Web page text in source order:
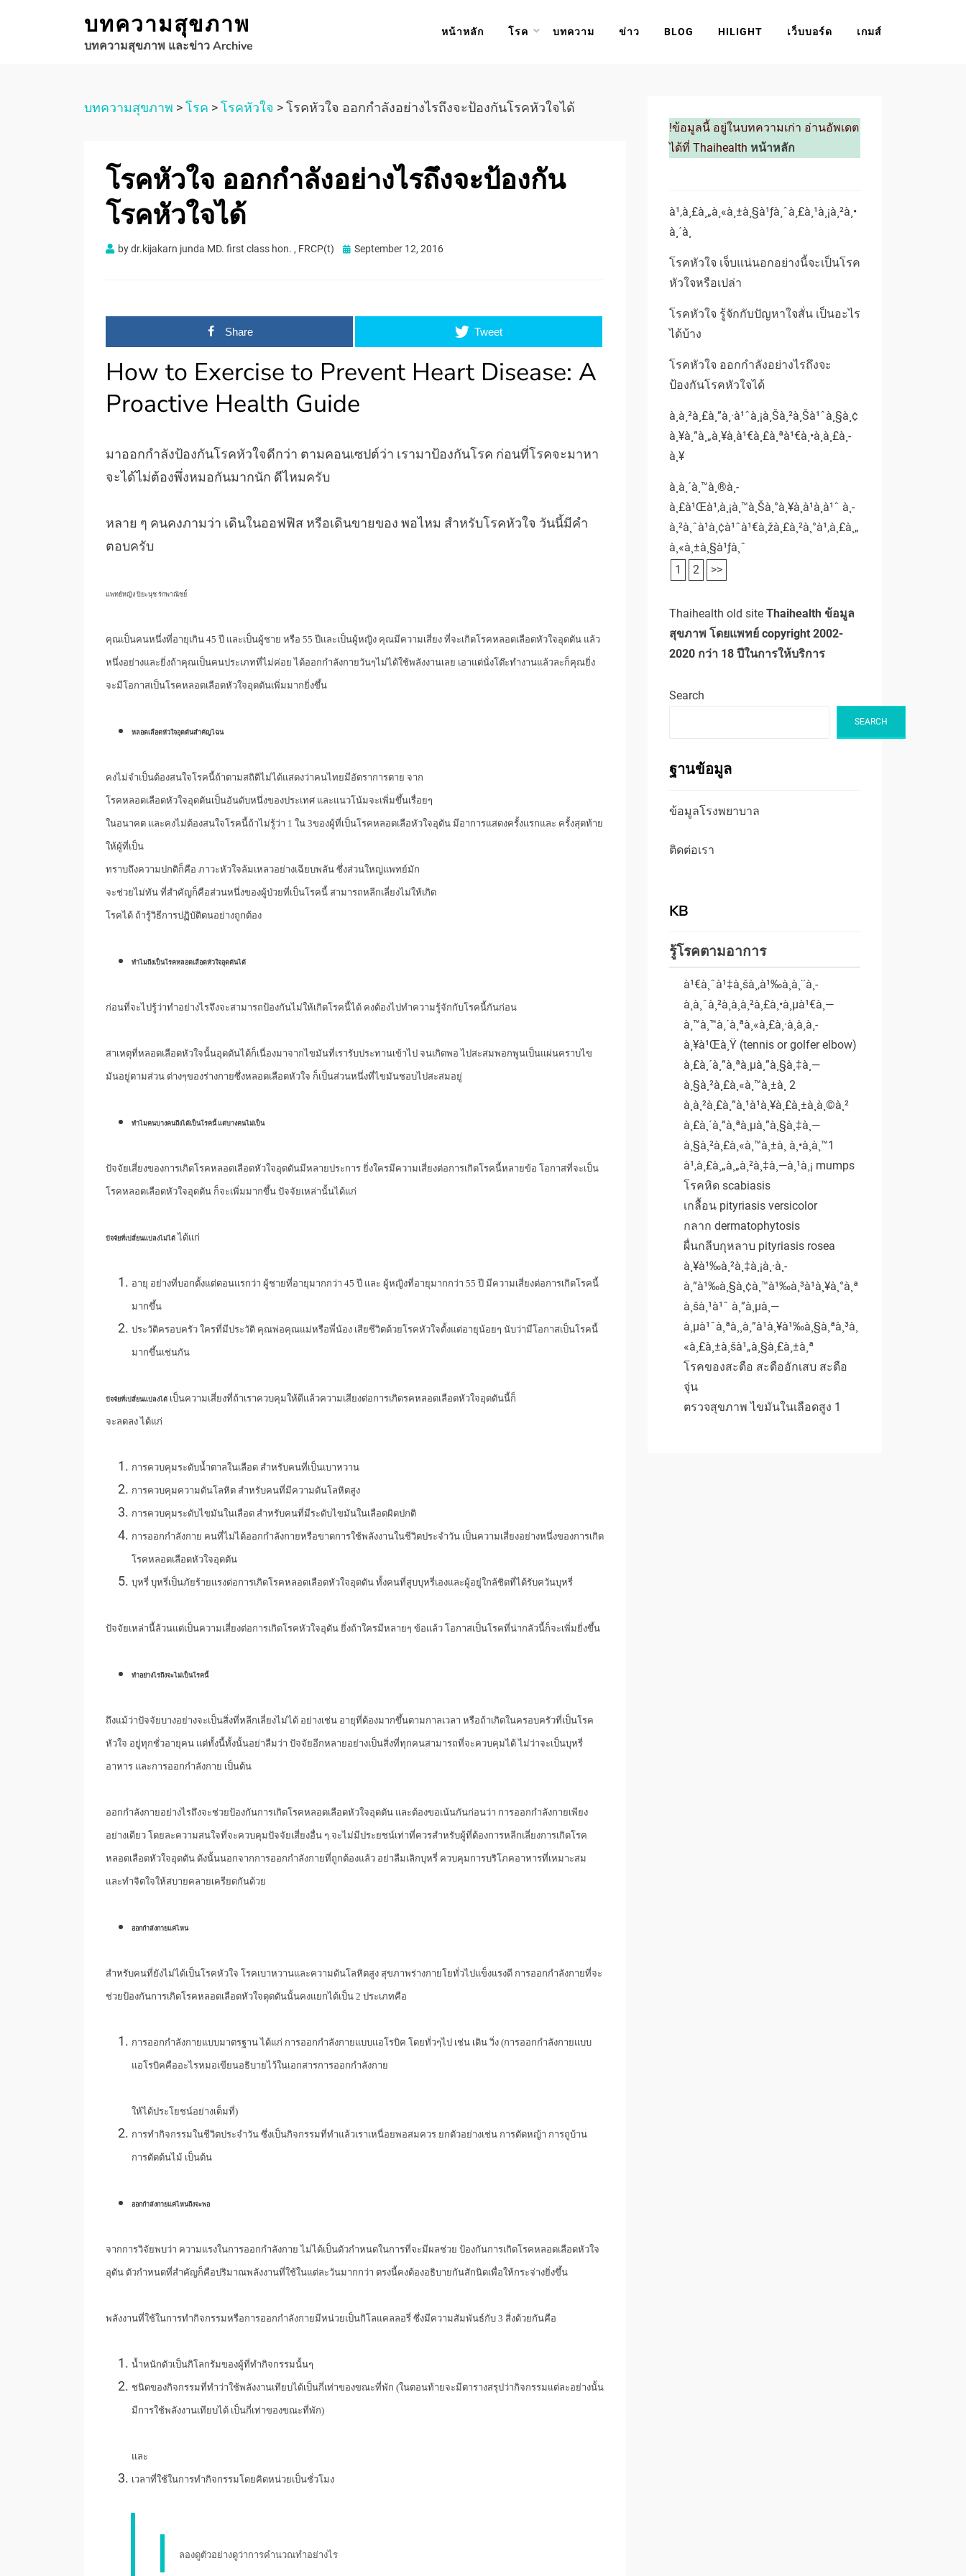
บทความสุขภาพ
บทความสุขภาพ และข่าว Archive
หน้าหลัก โรค บทความ ข่าว BLOG HILIGHT เว็บบอร์ด เกมส์
บทความสุขภาพ >โรค >โรคหัวใจ >โรคหัวใจ ออกกำลังอย่างไรถึงจะป้องกันโรคหัวใจได้
โรคหัวใจ ออกกำลังอย่างไรถึงจะป้องกัน
โรคหัวใจได้
bydr.kijakarn junda MD. first class hon. , FRCP(t)
Posted
September 12, 2016
Share Tweet
How to Exercise to Prevent Heart Disease: A
Proactive Health Guide
มาออกกำลังป้องกันโรคหัวใจดีกว่า ตามคอนเซปต์ว่า เรามาป้องกันโรค ก่อนที่โรคจะมาหา
จะได้ไม่ต้องพึ่งหมอกันมากนัก ดีไหมครับ
หลาย ๆ คนคงภามว่า เดินในออฟฟิส หรือเดินขายของ พอไหม สำหรับโรคหัวใจ วันนี้มีคำ
ตอบครับ
แพทย์หญิง ปิยะนุช รักพาณิชย
คุณเป็นคนหนึ่งที่อายุเกิน 45 ปี และเป็นผู้ชาย หรือ 55 ปีและเป็นผู้หญิง คุณมีความเสี่ยง ที่จะเกิดโรคหลอดเลือดหัวใจอุดตัน แล้ว
หนึ่งอย่างและยิ่งถ้าคุณเป็นคนประเภทที่ไม่ค่อย ได้ออกกำลังกายวันๆไม่ได้ใช้พลังงานเลย เอาแต่นั่งโต๊ะทำงานแล้วละก็คุณยิ่ง
จะมีโอกาสเป็นโรคหลอดเลือดหัวใจอุดตันเพิ่มมากยิ่งขึ้น
หลอดเลือดหัวใจอุดตันสำคัญไฉน
คงไม่จำเป็นต้องสนใจโรคนี้ถ้าตามสถิติไม่ได้แสดงว่าคนไทยมีอัตราการตาย จาก
โรคหลอดเลือดหัวใจอุดตันเป็นอันดับหนึ่งของประเทศ และแนวโน้มจะเพิ่มขึ้นเรื่อยๆ
ในอนาคต และคงไม่ต้องสนใจโรคนี้ถ้าไม่รู้ว่า 1 ใน 3ของผู้ที่เป็นโรคหลอดเลือหัวใจอุตัน มีอาการแสดงครั้งแรกและ ครั้งสุดท้าย
ให้ผู้ที่เป็น
ทราบถึงความปกติก็คือ ภาวะหัวใจล้มเหลวอย่างเฉียบพลัน ซึ่งส่วนใหญ่แพทย์มัก
จะช่วยไม่ทัน ที่สำคัญก็คือส่วนหนึ่งของผู้ป่วยที่เป็นโรคนี้ สามารถหลีกเลี่ยงไม่ให้เกิด
โรคได้ ถ้ารู้วิธีการปฏิบัติตนอย่างถูกต้อง
ทำไมถึงเป็นโรคหลอดเลือดหัวใจอุดตันได้
ก่อนที่จะไปรู้ว่าทำอย่างไรจึงจะสามารถป้องกันไม่ให้เกิดโรคนี้ได้ คงต้องไปทำความรู้จักกับโรคนี้กันก่อน
สาเหตุที่หลอดเลือดหัวใจนั้นอุดตันได้ก็เนื่องมาจากไขมันที่เรารับประทานเข้าไป จนเกิดพอ ไปสะสมพอกพูนเป็นแผ่นคราบไข
มันอยู่ตามส่วน ต่างๆของร่างกายซึ่งหลอดเลือดหัวใจ ก็เป็นส่วนหนึ่งที่ไขมันชอบไปสะสมอยู่
ทำไมคนบางคนถึงได้เป็นโรคนี้ แต่บางคนไม่เป็น
ปัจจัยเสี่ยงของการเกิดโรคหลอดเลือดหัวใจอุดตันมีหลายประการ ยิ่งใครมีความเสี่ยงต่อการเกิดโรคนี้หลายข้อ โอกาสที่จะเป็น
โรคหลอดเลือดหัวใจอุดตัน ก็จะเพิ่มมากขึ้น ปัจจัยเหล่านั้นได้แก่
ปัจจัยที่เปลี่ยนแปลงไม่ได้ ได้แก่
อายุ อย่างที่บอกตั้งแต่ตอนแรกว่า ผู้ชายที่อายุมากกว่า 45 ปี และ ผู้หญิงที่อายุมากกว่า 55 ปี มีความเสี่ยงต่อการเกิดโรคนี้
มากขึ้น
ประวัติครอบครัว ใครที่มีประวัติ คุณพ่อคุณแม่หรือพี่น้อง เสียชีวิตด้วยโรคหัวใจตั้งแต่อายุน้อยๆ นับว่ามีโอกาสเป็นโรคนี้
มากขึ้นเช่นกัน
ปัจจัยที่เปลี่ยนแปลงได้ เป็นความเสี่ยงที่ถ้าเราควบคุมให้ดีแล้วความเสียงต่อการเกิดรคหลอดเลือดหัวใจอุดตันนี้ก็
จะลดลง ได้แก่
การควบคุมระดับน้ำตาลในเลือด สำหรับคนที่เป็นเบาหวาน
การควบคุมความดันโลหิต สำหรับคนที่มีความดันโลหิตสูง
การควบคุมระดับไขมันในเลือด สำหรับคนที่มีระดับไขมันในเลือดผิดปกติ
การออกกำลังกาย คนที่ไม่ได้ออกกำลังกายหรือขาดการใช้พลังงานในชีวิตประจำวัน เป็นความเสี่ยงอย่างหนึ่งของการเกิด
โรคหลอดเลือดหัวใจอุดตัน
บุหรี่ บุหรี่เป็นภัยร้ายแรงต่อการเกิดโรคหลอดเลือดหัวใจอุดตัน ทั้งคนที่สูบบุหรี่เองและผู้อยู่ใกล้ชิดที่ได้รับควันบุหรี่
ปัจจัยเหล่านี้ล้วนแต่เป็นความเสี่ยงต่อการเกิดโรคหัวใจอุตัน ยิ่งถ้าใครมีหลายๆ ข้อแล้ว โอกาสเป็นโรคที่น่ากลัวนี้ก็จะเพิ่มยิ่งขึ้น
ทำอย่างไรถึงจะไม่เป็นโรคนี้
ถึงแม้ว่าปัจจัยบางอย่างจะเป็นสิ่งที่หลีกเลี่ยงไม่ได้ อย่างเช่น อายุที่ต้องมากขึ้นตามกาลเวลา หรือถ้าเกิดในครอบครัวที่เป็นโรค
หัวใจ อยู่ทุกชั่วอายุคน แต่ทั้งนี้ทั้งนั้นอย่าลืมว่า ปัจจัยอีกหลายอย่างเป็นสิ่งที่ทุกคนสามารถที่จะควบคุมได้ ไม่ว่าจะเป็นบุหรี่
อาหาร และการออกกำลังกาย เป็นต้น
ออกกำลังกายอย่างไรถึงจะช่วยป้องกันการเกิดโรคหลอดเลือดหัวใจอุดตัน และต้องขอเน้นกันก่อนว่า การออกกำลังกายเพียง
อย่างเดียว โดยละความสนใจที่จะควบคุมปัจจัยเสี่ยงอื่น ๆ จะไม่มีประยชน์เท่าที่ควรสำหรับผู้ที่ต้องการหลีกเลี่ยงการเกิดโรค
หลอดเลือดหัวใจอุดตัน ดังนั้นนอกจากการออกกำลังกายที่ถูกต้องแล้ว อย่าลืมเลิกบุหรี่ ควบคุมการบริโภคอาหารที่เหมาะสม
และทำจิตใจให้สบายคลายเครียดกันด้วย
ออกกำลังกายแค่ไหน
สำหรับคนที่ยังไม่ได้เป็นโรคหัวใจ โรคเบาหวานและความดันโลหิตสูง สุขภาพร่างกายโยทั่วไปแข็งแรงดี การออกกำลังกายที่จะ
ช่วยป้องกันการเกิดโรคหลอดเลือดหัวใจดุดตันนั้นคงแยกได้เป็น 2 ประเภทคือ
การออกกำลังกายแบบมาตรฐาน ได้แก่ การออกกำลังกายแบบแอโรบิค โดยทั่วๆไป เช่น เดิน วิ่ง (การออกกำลังกายแบบ
แอโรบิคคืออะไรหมอเขียนอธิบายไว้ในเอกสารการออกกำลังกาย
ให้ได้ประโยชน์อย่างเต็มที่)
การทำกิจกรรมในชีวิตประจำวัน ซึ่งเป็นกิจกรรมที่ทำแล้วเราเหนื่อยพอสมควร ยกตัวอย่างเช่น การตัดหญ้า การถูบ้าน
การตัดต้นไม้ เป็นต้น
ออกกำลังกายแค่ไหนถึงจะพอ
จากการวิจัยพบว่า ความแรงในการออกกำลังกาย ไม่ได้เป็นตัวกำหนดในการที่จะมีผลช่วย ป้องกันการเกิดโรคหลอดเลือดหัวใจ
อุตัน ตัวกำหนดที่สำคัญก็คือปริมาณพลังงานที่ใช้ในแต่ละวันมากกว่า ตรงนี้คงต้องอธิบายกันสักนิดเพื่อให้กระจ่างยิ่งขึ้น
พลังงานที่ใช้ในการทำกิจกรรมหรือการออกกำลังกายมีหน่วยเป็นกิโลแคลลอรี่ ซึ่งมีความสัมพันธ์กับ 3 สิ่งด้วยกันคือ
น้ำหนักตัวเป็นกิโลกรัมของผู้ที่ทำกิจกรรมนั้นๆ
ชนิดของกิจกรรมที่ทำว่าใช้พลังงานเทียบได้เป็นกี่เท่าของขณะที่พัก (ในตอนท้ายจะมีตารางสรุปว่ากิจกรรมแต่ละอย่างนั้น
มีการใช้พลังงานเทียบได้ เป็นกี่เท่าของขณะที่พัก)
และ
เวลาที่ใช้ในการทำกิจกรรมโดยคิดหน่วยเป็นชั่วโมง
ลองดูตัวอย่างดูว่าการคำนวณทำอย่างไร
!ข้อมูลนี้ อยู่ในบทความเก่า อ่านอัพเดต
ได้ที่ Thaihealth หน้าหลัก
à¹‚à¸£à¸„à¸«à¸±à¸§à¹ƒà¸ˆà¸£à¸¹à¸¡à¸²à¸•
à¸´à¸
โรคหัวใจ เจ็บแน่นอกอย่างนี้จะเป็นโรค
หัวใจหรือเปล่า
โรคหัวใจ รู้จักกับปัญหาใจสั่น เป็นอะไร
ได้บ้าง
โรคหัวใจ ออกกำลังอย่างไรถึงจะ
ป้องกันโรคหัวใจได้
à¸à¸²à¸£à¸”à¸·à¹ˆà¸¡à¸Šà¸²à¸Šà¹ˆà¸§à¸¢
à¸¥à¸”à¸„à¸¥à¸­à¹€à¸£à¸ªà¹€à¸•à¸­à¸£à¸­
à¸¥
à¸à¸´à¸™à¸®à¸­
à¸£à¹Œà¹‚à¸¡à¸™à¸Šà¸°à¸¥à¸­à¹à¸à¹ˆ à¸­
à¸²à¸ˆà¹à¸¢à¹ˆà¹€à¸žà¸£à¸²à¸°à¹‚à¸£à¸„
à¸«à¸±à¸§à¹ƒà¸ˆ
1
2 >>
Thaihealth old site Thaihealth ข้อมูล
สุขภาพ โดยแพทย์ copyright 2002-
2020 กว่า 18 ปีในการให้บริการ
Search
SEARCH
ฐานข้อมูล
ข้อมูลโรงพยาบาล
ติดต่อเรา
KB
รู้โรคตามอาการ
à¹€à¸ˆà¹‡à¸šà¸‚à¹‰à¸­à¸¨à¸­
à¸à¸ˆà¸²à¸à¸à¸²à¸£à¸•à¸µà¹€à¸—
à¸™à¸™à¸´à¸ªà¸«à¸£à¸·à¸­à¸à¸­
à¸¥à¹Œà¸Ÿ (tennis or golfer elbow)
à¸£à¸´à¸”à¸ªà¸µà¸”à¸§à¸‡à¸—
à¸§à¸²à¸£à¸«à¸™à¸±à¸ 2
à¸à¸²à¸£à¸”à¸¹à¹à¸¥à¸£à¸±à¸à¸©à¸²
à¸£à¸´à¸”à¸ªà¸µà¸”à¸§à¸‡à¸—
à¸§à¸²à¸£à¸«à¸™à¸±à¸ à¸•à¸­à¸™1
à¹‚à¸£à¸„à¸„à¸²à¸‡à¸—à¸¹à¸¡ mumps
โรคหิด scabiasis
เกลื้อน pityriasis versicolor
กลาก dermatophytosis
ผื่นกลีบกุหลาบ pityriasis rosea
à¸¥à¹‰à¸²à¸‡à¸¡à¸·à¸­
à¸”à¹‰à¸§à¸¢à¸™à¹‰à¸³à¹à¸¥à¸°à¸ª
à¸šà¸¹à¹ˆ à¸”à¸µà¸—
à¸µà¹ˆà¸ªà¸¸à¸”à¹à¸¥à¹‰à¸§à¸ªà¸³à¸
«à¸£à¸±à¸šà¹„à¸§à¸£à¸±à¸ª
โรคของสะดือ สะดืออักเสบ สะดือ
จุ่น
ตรวจสุขภาพ ไขมันในเลือดสูง 1